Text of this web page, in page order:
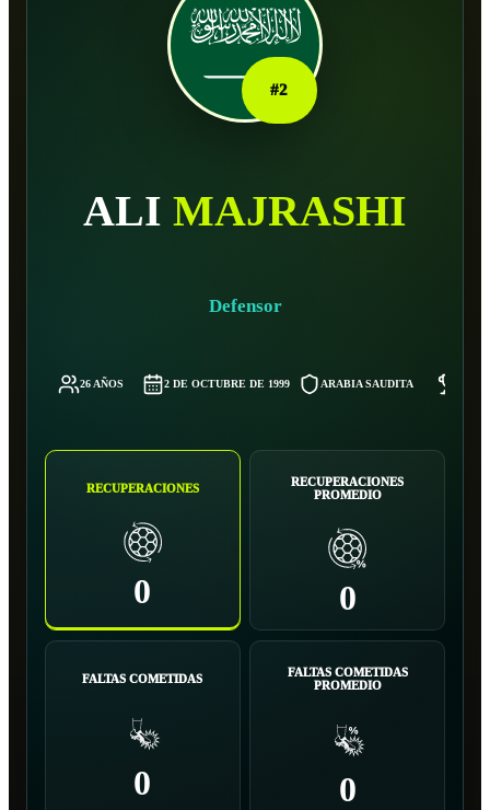
#2
ALI MAJRASHI
Defensor
26 AÑOS 2 DE OCTUBRE DE 1999 ARABIA SAUDITA
RECUPERACIONES
0
RECUPERACIONES
PROMEDIO
0
FALTAS COMETIDAS
0
FALTAS COMETIDAS
PROMEDIO
0